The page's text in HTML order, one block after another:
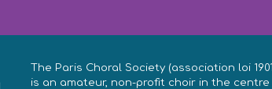
The Paris Choral Society (association loi
is an amateur, non-profit choir in the